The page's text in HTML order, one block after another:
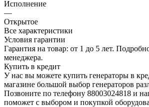
Исполнение
—
Открытое
Все характеристики
Условия гарантии
Гарантия на товар: от 1 до 5 лет.
менеджера.
Купить в кредит
У нас вы можете купить генераторы в
магазине большой выбор генераторов
Позвоните по телефону 88003024818 и
поможет с выбором и покупкой